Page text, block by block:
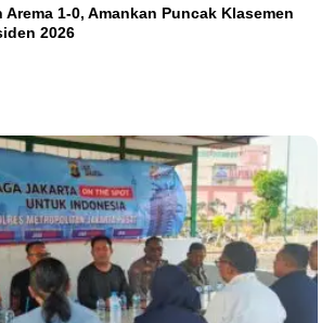
Arema 1-0, Amankan Puncak Klasemen
2026